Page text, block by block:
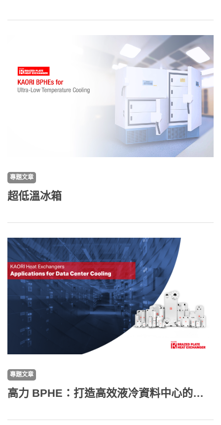
專題文章
超低溫冰箱
專題文章
高力 BPHE：打造高效液冷資料中心的關鍵核心